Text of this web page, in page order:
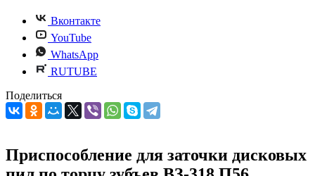
Вконтакте
YouTube
WhatsApp
RUTUBE
Поделиться
Приспособление для заточки дисковых